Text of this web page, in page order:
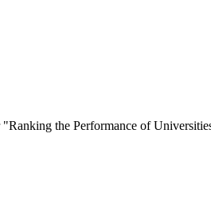
the Performance of